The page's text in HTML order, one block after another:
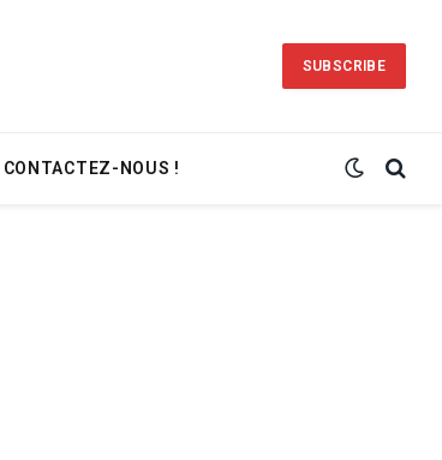
SUBSCRIBE
CONTACTEZ-NOUS !